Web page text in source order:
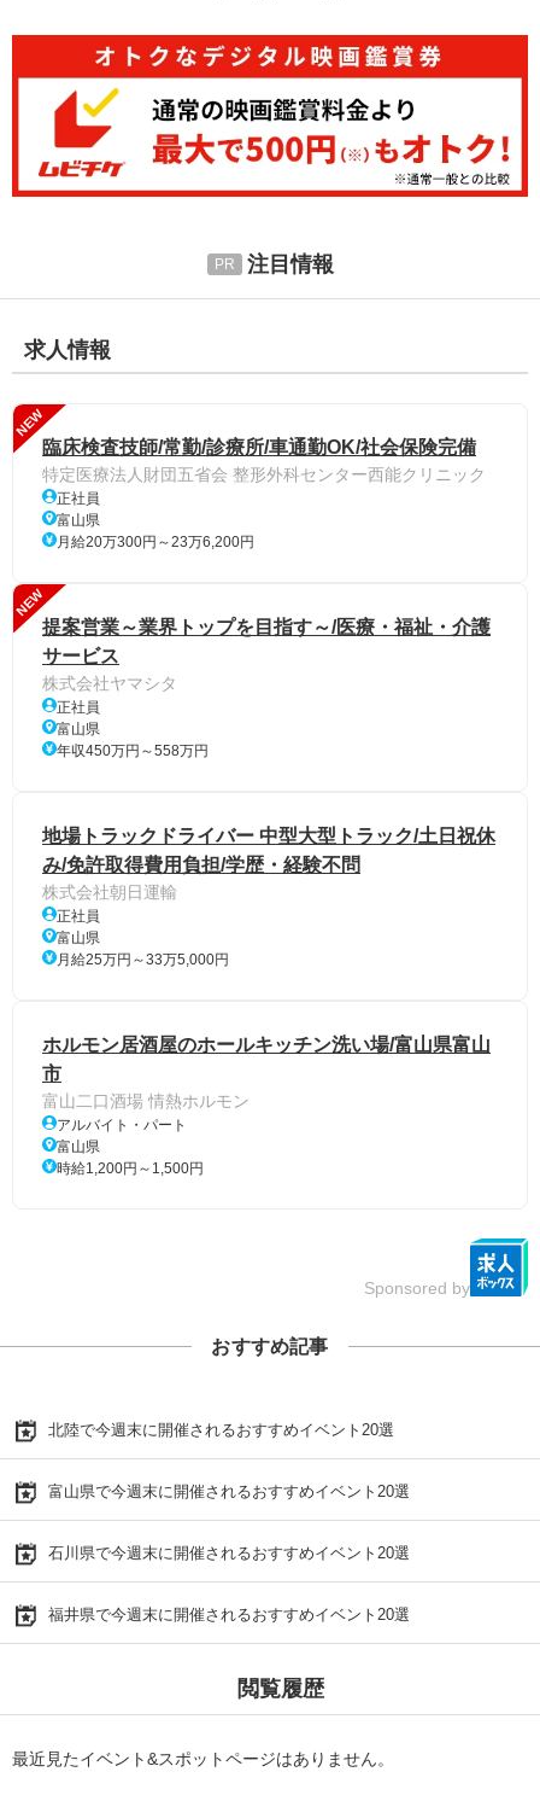
注目情報
求人情報
NEW
臨床検査技師/常勤/診療所/車通勤OK/社会保険完備
特定医療法人財団五省会 整形外科センター西能クリニック
正社員
富山県
月給20万300円～23万6,200円
NEW
提案営業～業界トップを目指す～/医療・福祉・介護
サービス
株式会社ヤマシタ
正社員
富山県
年収450万円～558万円
地場トラックドライバー 中型大型トラック/土日祝休
み/免許取得費用負担/学歴・経験不問
株式会社朝日運輸
正社員
富山県
月給25万円～33万5,000円
ホルモン居酒屋のホールキッチン洗い場/富山県富山
市
富山二口酒場 情熱ホルモン
アルバイト・パート
富山県
時給1,200円～1,500円
Sponsored by
おすすめ記事
北陸で今週末に開催されるおすすめイベント20選
富山県で今週末に開催されるおすすめイベント20選
石川県で今週末に開催されるおすすめイベント20選
福井県で今週末に開催されるおすすめイベント20選
閲覧履歴
最近見たイベント&スポットページはありません。